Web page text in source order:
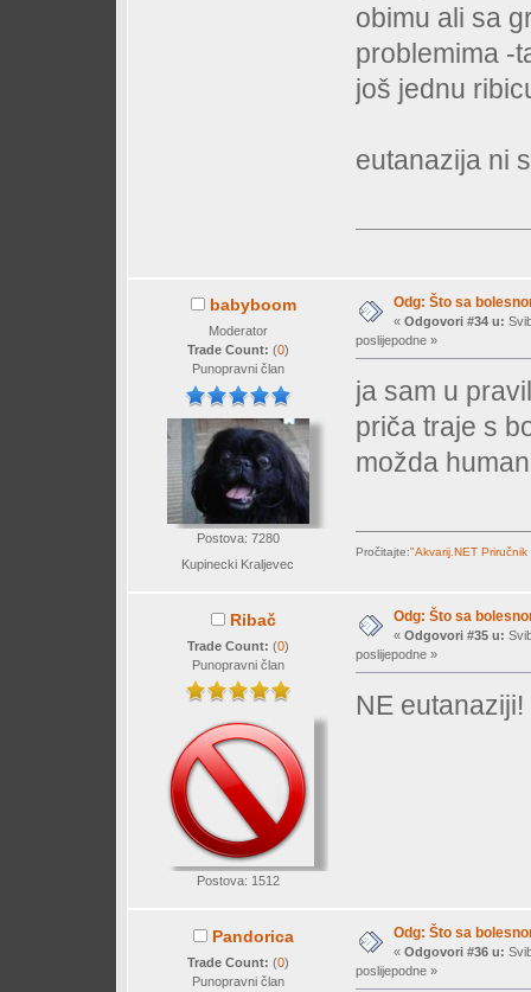
obimu ali sa
problemima -
još jednu
eutanazija ni
babyboom
Moderator
Trade Count: (0)
Punopravni član
Postova: 7280
Kupinecki Kraljevec
Odg: Što sa
« Odgovori #34 u:
poslijepodne »
ja sam u
priča traje s
možda
Pročitajte:"Akvarij.NET
Ribač
Trade Count: (0)
Punopravni član
Postova: 1512
Odg: Što sa
« Odgovori #35 u:
poslijepodne »
NE eutanaziji!
Pandorica
Trade Count: (0)
Punopravni član
Odg: Što sa
« Odgovori #36 u:
poslijepodne »